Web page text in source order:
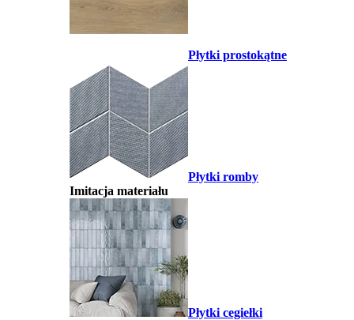
Płytki prostokątne
Płytki romby
Imitacja materiału
Płytki cegiełki